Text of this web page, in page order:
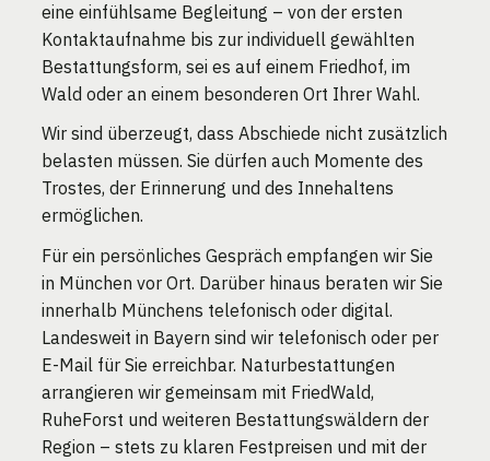
eine einfühlsame Begleitung – von der ersten
Kontaktaufnahme bis zur individuell gewählten
Bestattungsform, sei es auf einem Friedhof, im
Wald oder an einem besonderen Ort Ihrer Wahl.
Wir sind überzeugt, dass Abschiede nicht zusätzlich
belasten müssen. Sie dürfen auch Momente des
Trostes, der Erinnerung und des Innehaltens
ermöglichen.
Für ein persönliches Gespräch empfangen wir Sie
in München vor Ort. Darüber hinaus beraten wir Sie
innerhalb Münchens telefonisch oder digital.
Landesweit in Bayern sind wir telefonisch oder per
E-Mail für Sie erreichbar. Naturbestattungen
arrangieren wir gemeinsam mit FriedWald,
RuheForst und weiteren Bestattungswäldern der
Region – stets zu klaren Festpreisen und mit der